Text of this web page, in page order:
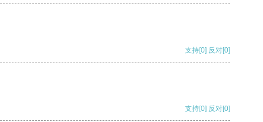
支持[0] 反对[0]
支持[0] 反对[0]